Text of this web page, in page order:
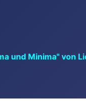
und Minima" von